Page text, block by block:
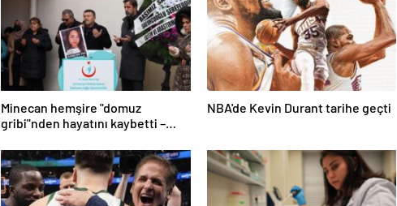
Minecan hemşire "domuz
gribi"nden hayatını kaybetti –
NBA'de Kevin Durant tarihe geçti